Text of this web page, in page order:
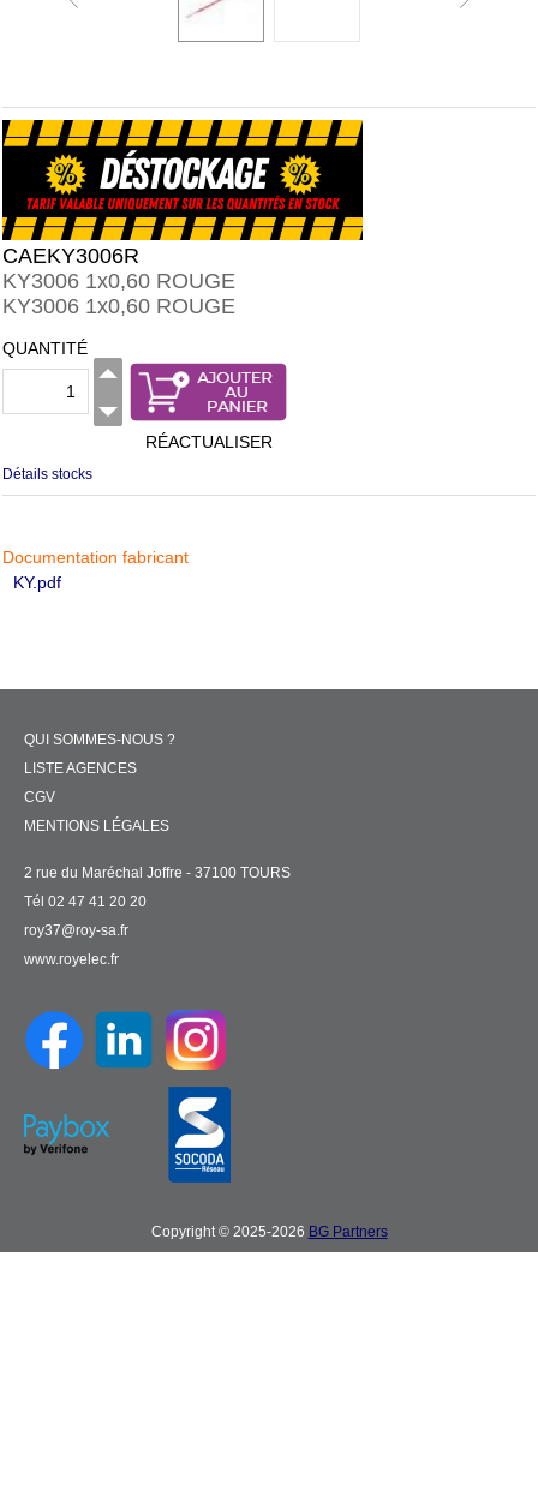
CAEKY3006R
KY3006 1x0,60 ROUGE
KY3006 1x0,60 ROUGE
QUANTITÉ
RÉACTUALISER
Détails stocks
Documentation fabricant
KY.pdf
QUI SOMMES-NOUS ?
LISTE AGENCES
CGV
MENTIONS LÉGALES
2 rue du Maréchal Joffre - 37100 TOURS
Tél 02 47 41 20 20
roy37@roy-sa.fr
www.royelec.fr
Copyright © 2025-2026 BG Partners